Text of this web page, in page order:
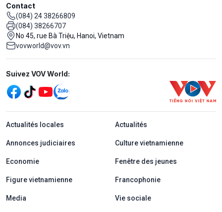
Contact
(084) 24 38266809
(084) 38266707
No 45, rue Bà Triệu, Hanoi, Vietnam
vovworld@vov.vn
Mạng xã hội
Suivez VOV World:
menu footer tiếng Pháp
Actualités locales Actualités
Annonces judiciaires Culture vietnamienne
Economie Fenêtre des jeunes
Figure vietnamienne Francophonie
Media Vie sociale